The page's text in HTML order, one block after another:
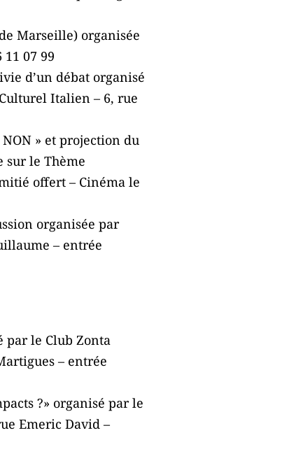
Marseille) organisée
07 99
d’un débat organisé
Italien – 6, rue
» et projection du
le Thème
offert – Cinéma le
organisée par
– entrée
par le Club Zonta
– entrée
?» organisé par le
Emeric David –